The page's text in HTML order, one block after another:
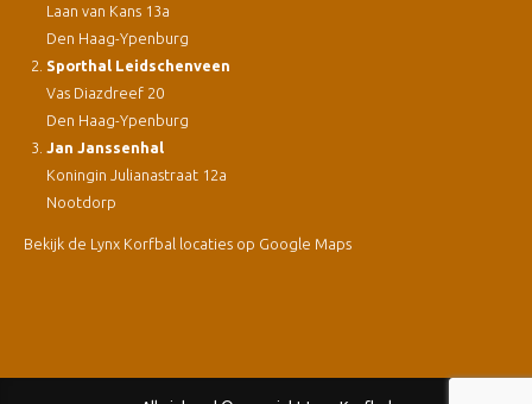
Laan van Kans 13a
Den Haag-Ypenburg
Sporthal Leidschenveen
Vas Diazdreef 20
Den Haag-Ypenburg
Jan Janssenhal
Koningin Julianastraat 12a
Nootdorp
Bekijk de Lynx Korfbal locaties op Google Maps